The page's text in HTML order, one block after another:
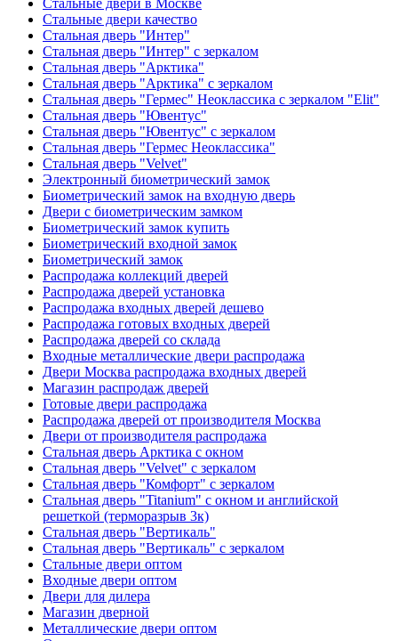
Стальные двери в Москве
Стальные двери качество
Стальная дверь "Интер"
Стальная дверь "Интер" с зеркалом
Стальная дверь "Арктика"
Стальная дверь "Арктика" с зеркалом
Стальная дверь "Гермес" Неоклассика с зеркалом "Elit"
Стальная дверь "Ювентус"
Стальная дверь "Ювентус" с зеркалом
Стальная дверь "Гермес Неоклассика"
Стальная дверь "Velvet"
Электронный биометрический замок
Биометрический замок на входную дверь
Двери с биометрическим замком
Биометрический замок купить
Биометрический входной замок
Биометрический замок
Распродажа коллекций дверей
Распродажа дверей установка
Распродажа входных дверей дешево
Распродажа готовых входных дверей
Распродажа дверей со склада
Входные металлические двери распродажа
Двери Москва распродажа входных дверей
Магазин распродаж дверей
Готовые двери распродажа
Распродажа дверей от производителя Москва
Двери от производителя распродажа
Стальная дверь Арктика с окном
Стальная дверь "Velvet" с зеркалом
Стальная дверь "Комфорт" с зеркалом
Стальная дверь "Titanium" с окном и английской
решеткой (терморазрыв 3к)
Стальная дверь "Вертикаль"
Стальная дверь "Вертикаль" с зеркалом
Стальные двери оптом
Входные двери оптом
Двери для дилера
Магазин дверной
Металлические двери оптом